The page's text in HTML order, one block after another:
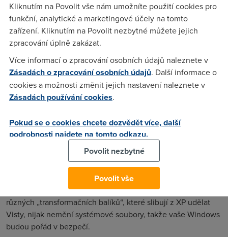
Pokud se vám výchozí míra průsvitnosti systémových částí
nelíbí, můžete si ji dle libosti změnit nebo i vypnout.
Window Blinds nabízí rovněž širokou paletu možností pro
jiná další nastavení. Potěšující zprávou je i to, že na rozdíl od
různých „transformačních balíků“, které slibují z XP udělat
Visty, nijak nemění systémové soubory, takže vaše Windows
budou pořád v bezpečí.
Kliknutím na Povolit vše nám umožníte použití cookies pro
funkční, analytické a marketingové účely na tomto
zařízení. Kliknutím na Povolit nezbytné můžete jejich
zpracování úplně zakázat.
Více informací o zpracování osobních údajů naleznete v
Zásadách o zpracování osobních údajů. Další informace o
cookies a možnosti změnit jejich nastavení naleznete v
Zásadách používání cookies.
Pokud se o cookies chcete dozvědět více, další
podrobnosti najdete na tomto odkazu.
Povolit nezbytné
Povolit vše